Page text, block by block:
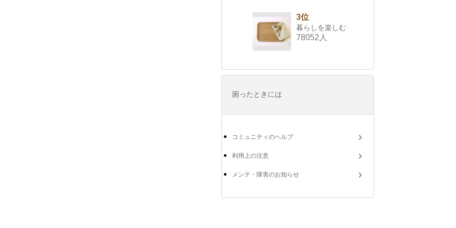
3位
暮らしを楽しむ
78052人
困ったときには
コミュニティのヘルプ
利用上の注意
メンテ・障害のお知らせ